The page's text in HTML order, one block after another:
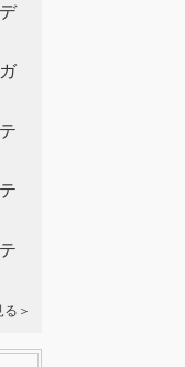
＞